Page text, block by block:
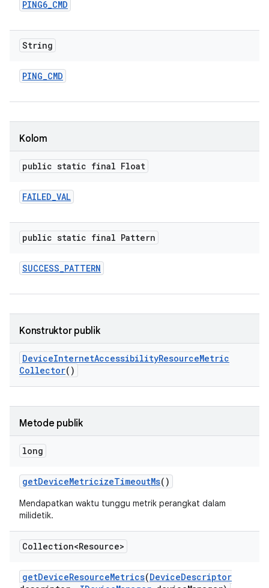
PING6_CMD
String
PING_CMD
Kolom
public static final Float
FAILED_VAL
public static final Pattern
SUCCESS_PATTERN
Konstruktor publik
DeviceInternetAccessibilityResourceMetric
Collector()
Metode publik
long
getDeviceMetricizeTimeoutMs()
Mendapatkan waktu tunggu metrik perangkat dalam
milidetik.
Collection<Resource>
getDeviceResourceMetrics(DeviceDescriptor